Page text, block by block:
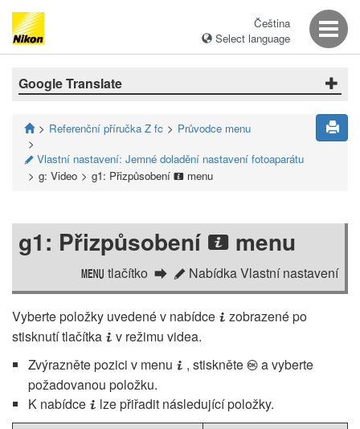
Čeština
Select language
Google Translate
Referenční příručka Z fc Průvodce menu
A Vlastní nastavení: Jemné doladění nastavení fotoaparátu
g: Video
g1: Přizpůsobení i menu
g1: Přizpůsobení i menu
G tlačítko A Nabídka Vlastní nastavení
Vyberte položky uvedené v nabídce i zobrazené po
stisknutí tlačítka i v režimu videa.
Zvýrazněte pozici v menu i , stiskněte J a vyberte
požadovanou položku.
K nabídce i lze přiřadit následující položky.